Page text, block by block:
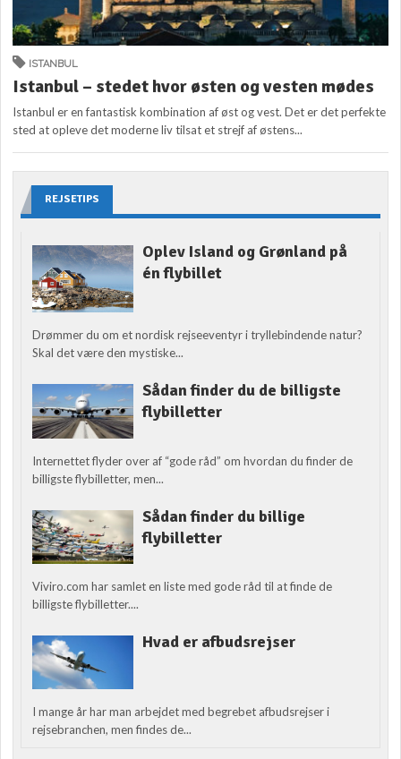
ISTANBUL
Istanbul – stedet hvor østen og vesten mødes
Istanbul er en fantastisk kombination af øst og vest. Det er det perfekte
sted at opleve det moderne liv tilsat et strejf af østens...
REJSETIPS
Oplev Island og Grønland på
én flybillet
Drømmer du om et nordisk rejseeventyr i tryllebindende natur?
Skal det være den mystiske...
Sådan finder du de billigste
flybilletter
Internettet flyder over af “gode råd” om hvordan du finder de
billigste flybilletter, men...
Sådan finder du billige
flybilletter
Viviro.com har samlet en liste med gode råd til at finde de
billigste flybilletter....
Hvad er afbudsrejser
I mange år har man arbejdet med begrebet afbudsrejser i
rejsebranchen, men findes de...